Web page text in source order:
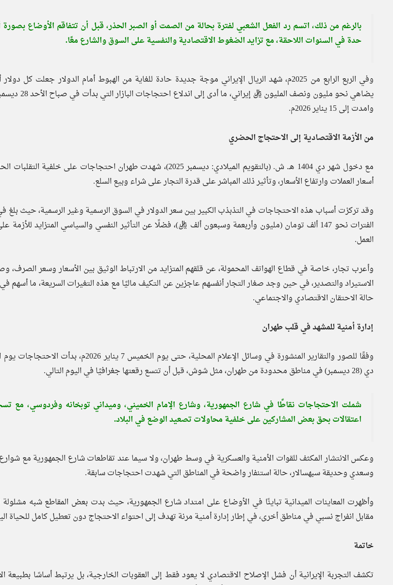
بالرغم من ذلك، اتسم رد الفعل الشعبي لفترة بحالة من الصمت أو الصبر الحذر، قبل أن تتفاقم الأوضاع بصورة
حدة في السنوات اللاحقة، مع تزايد الضغوط الاقتصادية والنفسية على السوق والشارع معًا.
وفي الربع الرابع من 2025م، شهد الريال الإيراني موجة جديدة حادة للغاية من الهبوط أمام الدولار جعلت كل
وامدت إلى 15 يناير 2026م.
من الأزمة الاقتصادية إلى الاحتجاج الحضري
مع دخول شهر دي 1404 هـ. ش. (بالتقويم الميلادي: ديسمبر 2025)، شهدت طهران احتجاجات على خلفية
أسعار العملات وارتفاع الأسعار، وتأثير ذلك المباشر على قدرة التجار على شراء وبيع السلع.
وقد تركزت أسباب هذه الاحتجاجات في التذبذب الكبير بين سعر الدولار في السوق الرسمية وغير الرسمية، حيث
الفترات نحو 147 ألف تومان (مليون وأربعمة وسبعون ألف ريال)، فضلًا عن التأثير النفسي والسياسي المتزايد
العمل.
وأعرب تجار، خاصة في قطاع الهواتف المحمولة، عن قلقهم المتزايد من الارتباط الوثيق بين الأسعار وسعر الصرف،
الاستيراد والتصدير، في حين وجد صغار التجار أنفسهم عاجزين عن التكيف ماليًا مع هذه التغيرات السريعة، ما أسهم
حالة الاحتقان الاقتصادي والاجتماعي.
إدارة أمنية للمشهد في قلب طهران
دي (28 ديسمبر) في مناطق محدودة من طهران، مثل شوش، قبل أن تتسع رقعتها جغرافيًا في اليوم التالي.
شملت الاحتجاجات نقاطًا في شارع الجمهورية، وشارع الإمام الخميني، وميداني توبخانه وفردوسي، مع
اعتقالات بحق بعض المشاركين على خلفية محاولات تصعيد الوضع في البلاد.
وعكس الانتشار المكثف للقوات الأمنية والعسكرية في وسط طهران، ولا سيما عند تقاطعات شارع الجمهورية مع
وسعدي وحديقة سبهسالار، حالة استنفار واضحة في المناطق التي شهدت احتجاجات سابقة.
وأظهرت المعاينات الميدانية تباينًا في الأوضاع على امتداد شارع الجمهورية، حيث بدت بعض المقاطع شبه مشلولة
مقابل انفراج نسبي في مناطق أخرى، في إطار إدارة أمنية مرنة تهدف إلى احتواء الاحتجاج دون تعطيل كامل للحياة
خاتمة
تكشف التجربة الإيرانية أن فشل الإصلاح الاقتصادي لا يعود فقط إلى العقوبات الخارجية، بل يرتبط أساسًا بطبيعة